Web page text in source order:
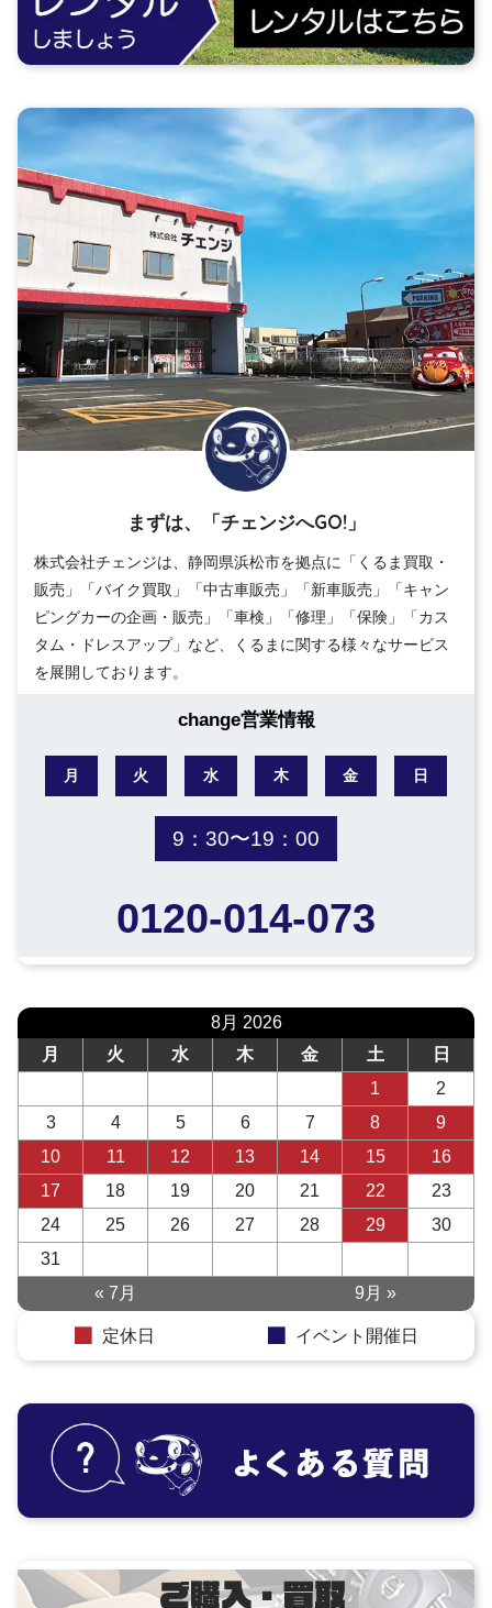
まずは、「チェンジへGO!」
株式会社チェンジは、静岡県浜松市を拠点に「くるま買取・
販売」「バイク買取」「中古車販売」「新車販売」「キャン
ピングカーの企画・販売」「車検」「修理」「保険」「カス
タム・ドレスアップ」など、くるまに関する様々なサービス
を展開しております。
change営業情報
月 火 水 木 金 日
9：30〜19：00
0120-014-073
8月 2026
月
火 水 木 金 土
日
1
2
3
4 5 6 7 8
9
10
11 12 13 14 15
16
17
18 19 20 21 22
23
24
25 26 27 28 29
30
31
« 7月
9月 »
定休日 イベント開催日